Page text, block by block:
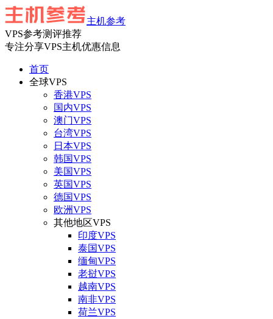
主机参考
VPS参考测评推荐
专注分享VPS主机优惠信息
首页
全球VPS
香港VPS
国内VPS
澳门VPS
台湾VPS
日本VPS
韩国VPS
美国VPS
英国VPS
德国VPS
欧洲VPS
其他地区VPS
印度VPS
泰国VPS
缅甸VPS
老挝VPS
越南VPS
南非VPS
荷兰VPS